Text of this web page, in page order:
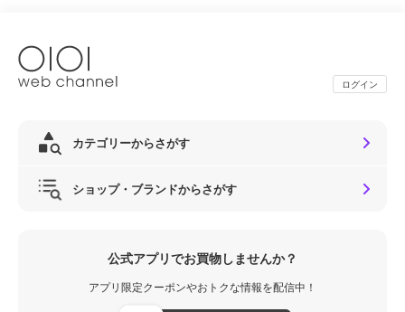
ログイン
カテゴリーからさがす
ショップ・ブランドからさがす
公式アプリでお買物しませんか？
アプリ限定クーポンやおトクな情報を配信中！